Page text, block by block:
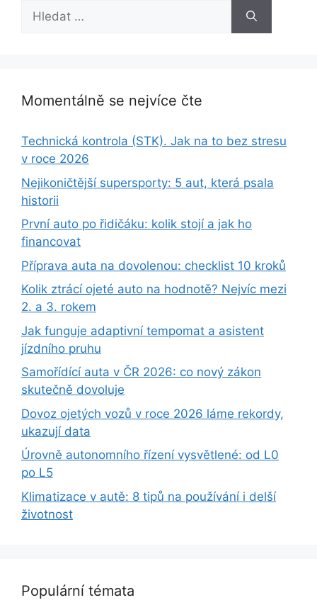
Hledat:
Momentálně se nejvíce čte
Technická kontrola (STK). Jak na to bez stresu
v roce 2026
Nejikoničtější supersporty: 5 aut, která psala
historii
První auto po řidičáku: kolik stojí a jak ho
financovat
Příprava auta na dovolenou: checklist 10 kroků
Kolik ztrácí ojeté auto na hodnotě? Nejvíc mezi
2. a 3. rokem
Jak funguje adaptivní tempomat a asistent
jízdního pruhu
Samořídící auta v ČR 2026: co nový zákon
skutečně dovoluje
Dovoz ojetých vozů v roce 2026 láme rekordy,
ukazují data
Úrovně autonomního řízení vysvětlené: od L0
po L5
Klimatizace v autě: 8 tipů na používání i delší
životnost
Populární témata